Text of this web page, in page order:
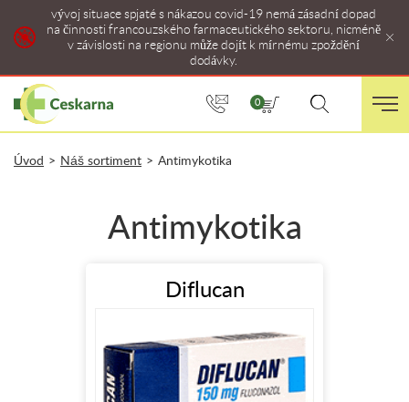
vývoj situace spjaté s nákazou covid-19 nemá zásadní dopad
na činnosti francouzského farmaceutického sektoru, nicméně
v závislosti na regionu může dojít k mírnému zpoždění
dodávky.
0
Úvod > Náš sortiment > Antimykotika
Antimykotika
Diflucan